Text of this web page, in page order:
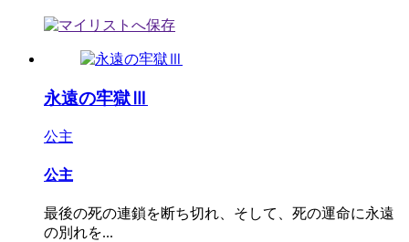
永遠の牢獄Ⅲ
公主
公主
最後の死の連鎖を断ち切れ、そして、死の運命に永遠
の別れを...